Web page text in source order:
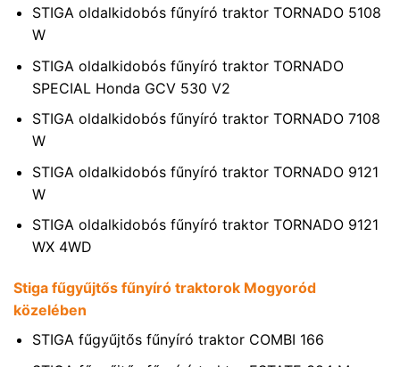
STIGA oldalkidobós fűnyíró traktor TORNADO 5108
W
STIGA oldalkidobós fűnyíró traktor TORNADO
SPECIAL Honda GCV 530 V2
STIGA oldalkidobós fűnyíró traktor TORNADO 7108
W
STIGA oldalkidobós fűnyíró traktor TORNADO 9121
W
STIGA oldalkidobós fűnyíró traktor TORNADO 9121
WX 4WD
Stiga fűgyűjtős fűnyíró traktorok Mogyoród
közelében
STIGA fűgyűjtős fűnyíró traktor COMBI 166